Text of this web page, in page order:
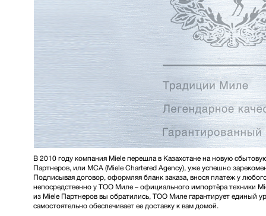
В 2010 году компания Miele перешла в Казахстане на новую
Партнеров, или MCA (Miele Chartered Agency), уже успешно
Подписывая договор, оформляя бланк заказа, внося платеж у
непосредственно у ТОО Миле – официального импортёра техники
из Miele Партнеров вы обратились, ТОО Миле гарантирует единый
самостоятельно обеспечивает ее доставку к вам домой.